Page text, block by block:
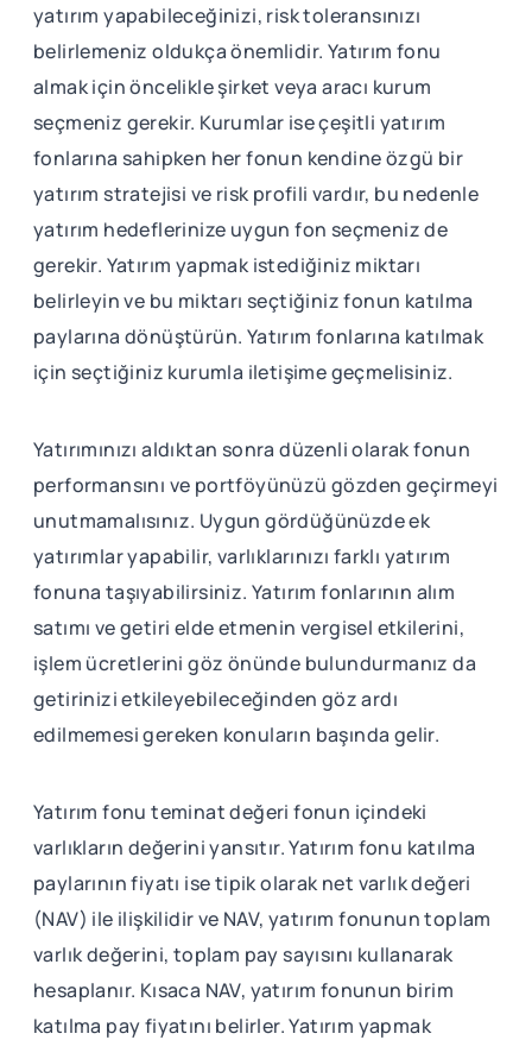
yatırım yapabileceğinizi, risk toleransınızı
belirlemeniz oldukça önemlidir. Yatırım fonu
almak için öncelikle şirket veya aracı kurum
seçmeniz gerekir. Kurumlar ise çeşitli yatırım
fonlarına sahipken her fonun kendine özgü bir
yatırım stratejisi ve risk profili vardır, bu nedenle
yatırım hedeflerinize uygun fon seçmeniz de
gerekir. Yatırım yapmak istediğiniz miktarı
belirleyin ve bu miktarı seçtiğiniz fonun katılma
paylarına dönüştürün. Yatırım fonlarına katılmak
için seçtiğiniz kurumla iletişime geçmelisiniz.
Yatırımınızı aldıktan sonra düzenli olarak fonun
performansını ve portföyünüzü gözden geçirmeyi
unutmamalısınız. Uygun gördüğünüzde ek
yatırımlar yapabilir, varlıklarınızı farklı yatırım
fonuna taşıyabilirsiniz. Yatırım fonlarının alım
satımı ve getiri elde etmenin vergisel etkilerini,
işlem ücretlerini göz önünde bulundurmanız da
getirinizi etkileyebileceğinden göz ardı
edilmemesi gereken konuların başında gelir.
Yatırım fonu teminat değeri fonun içindeki
varlıkların değerini yansıtır. Yatırım fonu katılma
paylarının fiyatı ise tipik olarak net varlık değeri
(NAV) ile ilişkilidir ve NAV, yatırım fonunun toplam
varlık değerini, toplam pay sayısını kullanarak
hesaplanır. Kısaca NAV, yatırım fonunun birim
katılma pay fiyatını belirler. Yatırım yapmak